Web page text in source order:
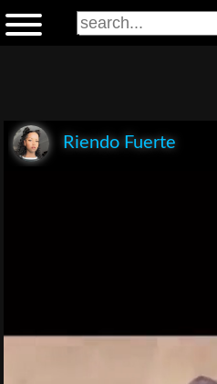
Riendo Fuerte